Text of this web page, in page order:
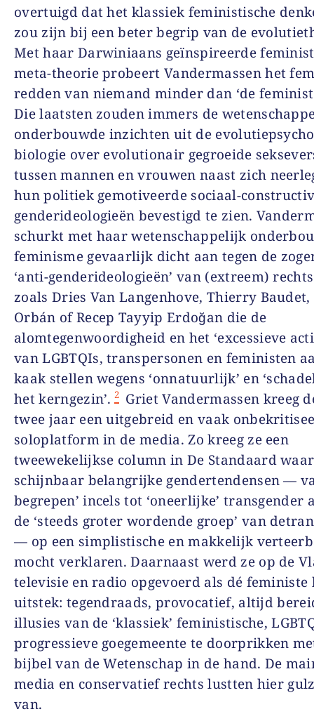
overtuigd dat het klassiek feministische
zou zijn bij een beter begrip van de
Met haar Darwiniaans geïnspireerde
meta-theorie probeert Vandermassen het
redden van niemand minder dan ‘de
Die laatsten zouden immers de
onderbouwde inzichten uit de
biologie over evolutionair gegroeide
tussen mannen en vrouwen naast zich
hun politiek gemotiveerde sociaal-
genderideologieën bevestigd te zien.
schurkt met haar wetenschappelijk
feminisme gevaarlijk dicht aan tegen de
‘anti-genderideologieën’ van (extreem)
zoals Dries Van Langenhove, Thierry
Orbán of Recep Tayyip Erdoğan die de
alomtegenwoordigheid en het ‘excessieve
van LGBTQIs, transpersonen en feministen
kaak stellen wegens ‘onnatuurlijk’ en
het kerngezin’. 2 Griet Vandermassen kreeg
twee jaar een uitgebreid en vaak
soloplatform in de media. Zo kreeg ze een
tweewekelijkse column in De Standaard
schijnbaar belangrijke gendertendensen —
begrepen’ incels tot ‘oneerlijke’ transgender
de ‘steeds groter wordende groep’ van
— op een simplistische en makkelijk
mocht verklaren. Daarnaast werd ze op de
televisie en radio opgevoerd als dé feministe
uitstek: tegendraads, provocatief, altijd
illusies van de ‘klassiek’ feministische,
progressieve goegemeente te doorprikken
bijbel van de Wetenschap in de hand. De
media en conservatief rechts lustten hier
van.